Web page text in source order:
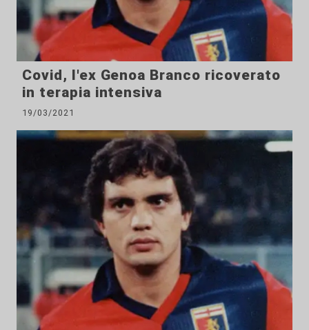
Covid, l'ex Genoa Branco ricoverato
in terapia intensiva
19/03/2021